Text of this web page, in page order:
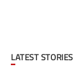
LATEST STORIES